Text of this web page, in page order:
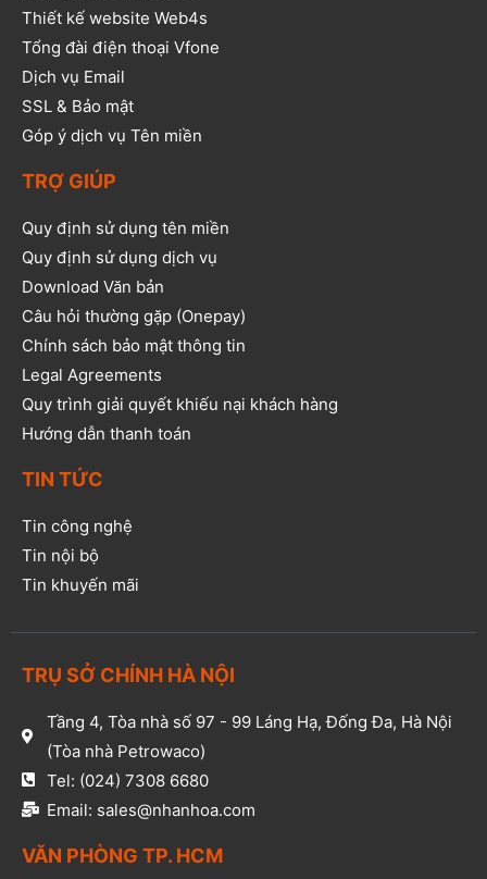
Thiết kế website Web4s
Tổng đài điện thoại Vfone
Dịch vụ Email
SSL & Bảo mật
Góp ý dịch vụ Tên miền
TRỢ GIÚP
Quy định sử dụng tên miền
Quy định sử dụng dịch vụ
Download Văn bản
Câu hỏi thường gặp (Onepay)
Chính sách bảo mật thông tin
Legal Agreements
Quy trình giải quyết khiếu nại khách hàng
Hướng dẫn thanh toán
TIN TỨC
Tin công nghệ
Tin nội bộ
Tin khuyến mãi
TRỤ SỞ CHÍNH HÀ NỘI
Tầng 4, Tòa nhà số 97 - 99 Láng Hạ, Đống Đa, Hà Nội
(Tòa nhà Petrowaco)
Tel: (024) 7308 6680
Email: sales@nhanhoa.com
VĂN PHÒNG TP. HCM​